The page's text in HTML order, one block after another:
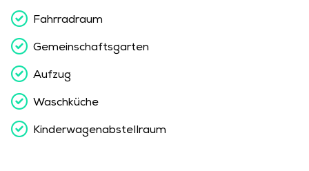
Fahrradraum
Gemeinschaftsgarten
Aufzug
Waschküche
Kinderwagen­abstellraum